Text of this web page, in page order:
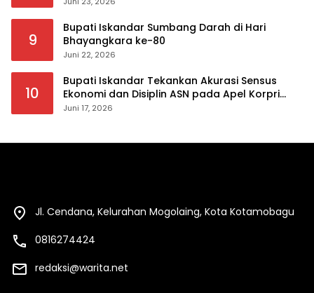
9
Bupati Iskandar Sumbang Darah di Hari
Bhayangkara ke-80
Juni 22, 2026
10
Bupati Iskandar Tekankan Akurasi Sensus
Ekonomi dan Disiplin ASN pada Apel Korpri
Pemkab Bolsel
Juni 17, 2026
Jl. Cendana, Kelurahan Mogolaing, Kota Kotamobagu
0816274424
redaksi@warita.net